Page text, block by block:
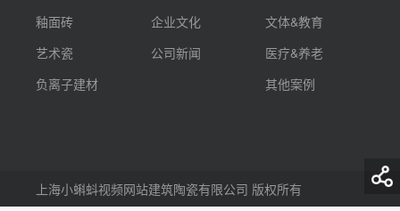
釉面砖
艺术瓷
负离子建材
企业文化
公司新闻
文体&教育
医疗&养老
其他案例
上海小蝌蚪视频网站建筑陶瓷有限公司 版权所有